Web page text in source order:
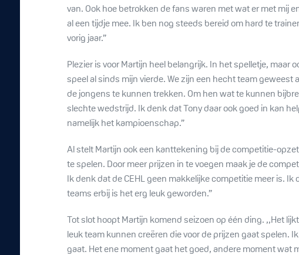
van. Ook hoe betrokken de fans waren met wat er met mij
al een tijdje mee. Ik ben nog steeds bereid om hard te
vorig jaar.”
Plezier is voor Martijn heel belangrijk. In het spelletje, maar
speel al sinds mijn vierde. We zijn een hecht team
de jongens te kunnen trekken. Om hen wat te kunnen
slechte wedstrijd. Ik denk dat Tony daar ook goed in kan
namelijk het kampioenschap.”
Al stelt Martijn ook een kanttekening bij de competitie-
te spelen. Door meer prijzen in te voegen maak je de
Ik denk dat de CEHL geen makkelijke competitie meer is.
teams erbij is het erg leuk geworden.”
Tot slot hoopt Martijn komend seizoen op één ding. ,,Het
leuk team kunnen creëren die voor de prijzen gaat spelen.
gaat. Het ene moment gaat het goed, andere moment wat